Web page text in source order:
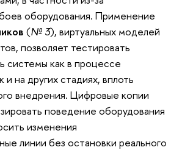
оборудования. Применение
(№ 3), виртуальных моделей
позволяет тестировать
системы как в процессе
и на других стадиях, вплоть
внедрения. Цифровые копии
поведение оборудования
изменения
линии без остановки реального